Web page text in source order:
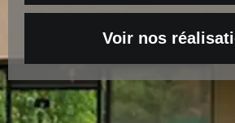
Voir nos